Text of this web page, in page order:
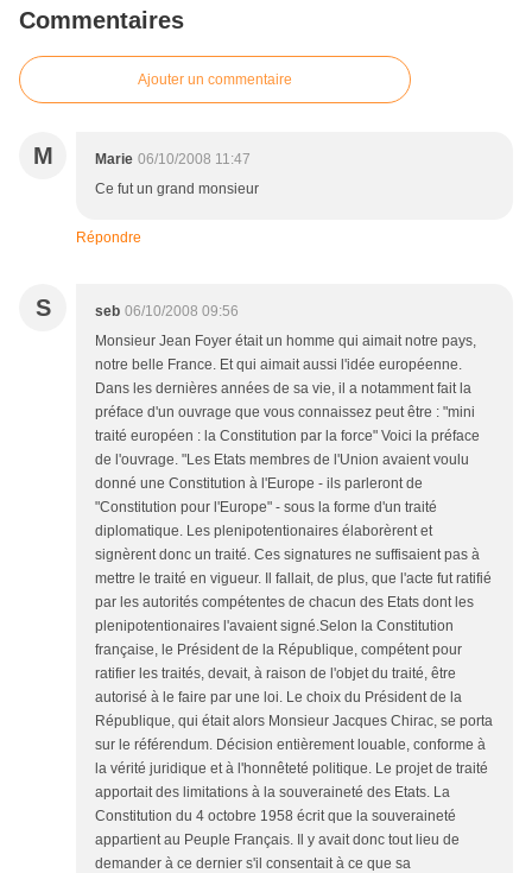
Commentaires
Ajouter un commentaire
M Marie 06/10/2008 11:47
Ce fut un grand monsieur
Répondre
S seb 06/10/2008 09:56
Monsieur Jean Foyer était un homme qui aimait notre pays,
notre belle France. Et qui aimait aussi l'idée européenne.
Dans les dernières années de sa vie, il a notamment fait la
préface d'un ouvrage que vous connaissez peut être : "mini
traité européen : la Constitution par la force" Voici la préface
de l'ouvrage. "Les Etats membres de l'Union avaient voulu
donné une Constitution à l'Europe - ils parleront de
"Constitution pour l'Europe" - sous la forme d'un traité
diplomatique. Les plenipotentionaires élaborèrent et
signèrent donc un traité. Ces signatures ne suffisaient pas à
mettre le traité en vigueur. Il fallait, de plus, que l'acte fut ratifié
par les autorités compétentes de chacun des Etats dont les
plenipotentionaires l'avaient signé.Selon la Constitution
française, le Président de la République, compétent pour
ratifier les traités, devait, à raison de l'objet du traité, être
autorisé à le faire par une loi. Le choix du Président de la
République, qui était alors Monsieur Jacques Chirac, se porta
sur le référendum. Décision entièrement louable, conforme à
la vérité juridique et à l'honnêteté politique. Le projet de traité
apportait des limitations à la souveraineté des Etats. La
Constitution du 4 octobre 1958 écrit que la souveraineté
appartient au Peuple Français. Il y avait donc tout lieu de
demander à ce dernier s'il consentait à ce que sa